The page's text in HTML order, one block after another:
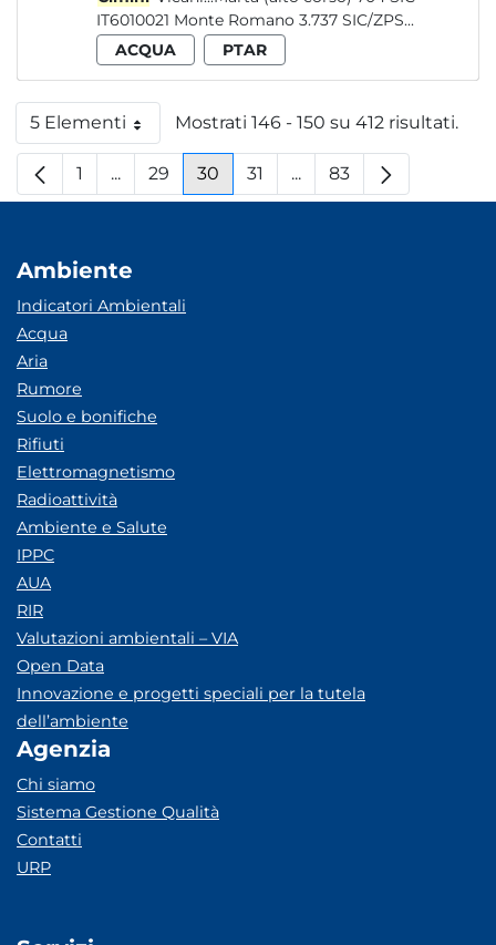
IT6010021 Monte Romano 3.737 SIC/ZPS...
ACQUA
PTAR
5 ElementiPer paginaMostrati 146 - 150 su 412 risultati.
Pagina
1 ...Pagine intermedie
Pagina
29 Pagina
30 Pagina
31 ...Pagine intermedie
Pagina
83
Ambiente
Indicatori Ambientali
Acqua
Aria
Rumore
Suolo e bonifiche
Rifiuti
Elettromagnetismo
Radioattività
Ambiente e Salute
IPPC
AUA
RIR
Valutazioni ambientali – VIA
Open Data
Innovazione e progetti speciali per la tutela
dell’ambiente
Agenzia
Chi siamo
Sistema Gestione Qualità
Contatti
URP